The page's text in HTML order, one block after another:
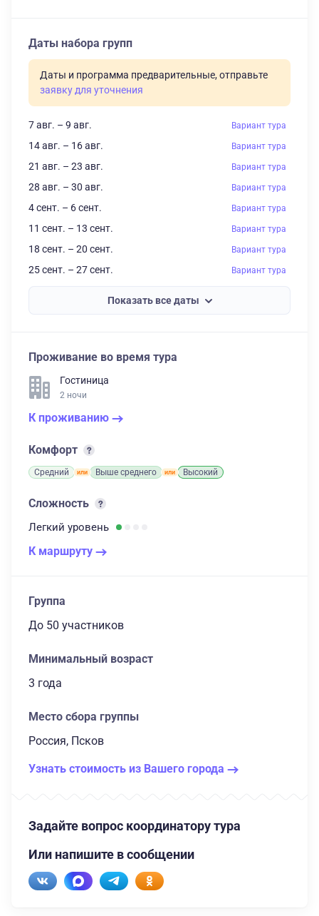
Даты набора групп
Даты и программа предварительные, отправьте
заявку для уточнения
7 авг. – 9 авг. Вариант тура
14 авг. – 16 авг. Вариант тура
21 авг. – 23 авг. Вариант тура
28 авг. – 30 авг. Вариант тура
4 сент. – 6 сент. Вариант тура
11 сент. – 13 сент. Вариант тура
18 сент. – 20 сент. Вариант тура
25 сент. – 27 сент. Вариант тура
Показать все даты
Проживание во время тура
Гостиница
2 ночи
К проживанию
Комфорт
Средний Выше среднего Высокий
Сложность
Легкий уровень
К маршруту
Группа
до 50 участников
Минимальный возраст
3 года
Место сбора группы
Россия, Псков
Узнать стоимость из Вашего города
Задайте вопрос координатору тура
Или напишите в сообщении